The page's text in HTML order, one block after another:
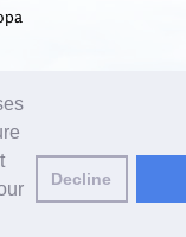
Decline